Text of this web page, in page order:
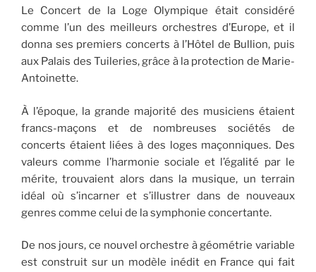
Le Concert de la Loge Olympique était considéré
comme l’un des meilleurs orchestres d’Europe, et il
donna ses premiers concerts à l’Hôtel de Bullion, puis
aux Palais des Tuileries, grâce à la protection de Marie-
Antoinette.
À l’époque, la grande majorité des musiciens étaient
francs-maçons et de nombreuses sociétés de
concerts étaient liées à des loges maçonniques. Des
valeurs comme l’harmonie sociale et l’égalité par le
mérite, trouvaient alors dans la musique, un terrain
idéal où s’incarner et s’illustrer dans de nouveaux
genres comme celui de la symphonie concertante.
De nos jours, ce nouvel orchestre à géométrie variable
est construit sur un modèle inédit en France qui fait